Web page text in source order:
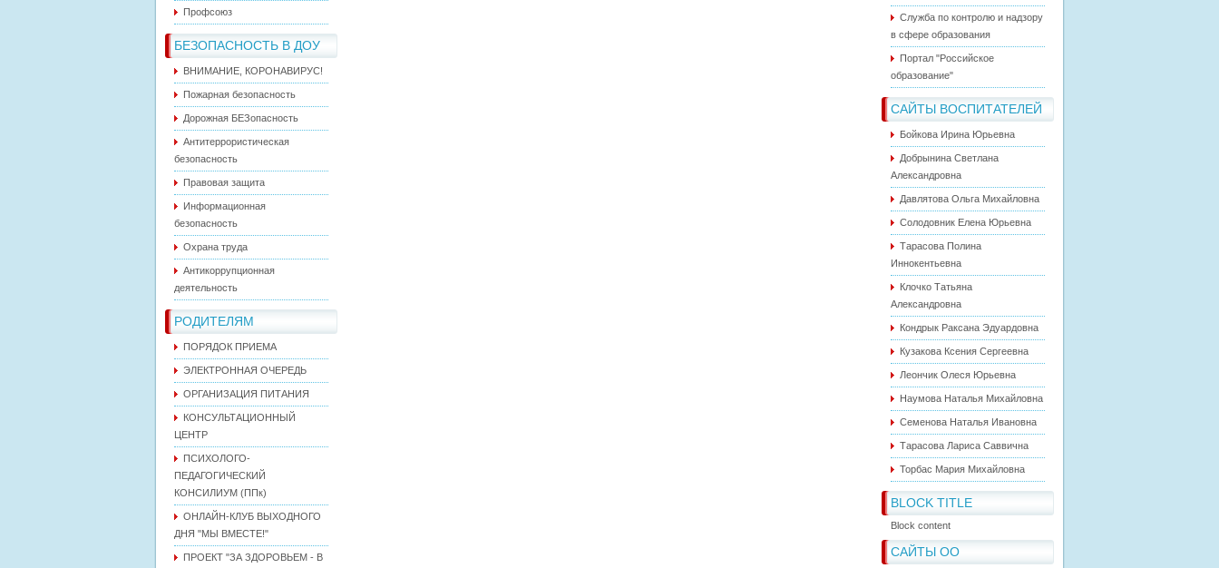
Профсоюз
БЕЗОПАСНОСТЬ В ДОУ
ВНИМАНИЕ, КОРОНАВИРУС!
Пожарная безопасность
Дорожная БЕЗопасность
Антитеррористическая
безопасность
Правовая защита
Информационная
безопасность
Охрана труда
Антикоррупционная
деятельность
РОДИТЕЛЯМ
ПОРЯДОК ПРИЕМА
ЭЛЕКТРОННАЯ ОЧЕРЕДЬ
ОРГАНИЗАЦИЯ ПИТАНИЯ
КОНСУЛЬТАЦИОННЫЙ
ЦЕНТР
ПСИХОЛОГО-
ПЕДАГОГИЧЕСКИЙ
КОНСИЛИУМ (ППк)
ОНЛАЙН-КЛУБ ВЫХОДНОГО
ДНЯ "МЫ ВМЕСТЕ!"
ПРОЕКТ "ЗА ЗДОРОВЬЕМ - В
Служба по контролю и надзору
в сфере образования
Портал "Российское
образование"
САЙТЫ ВОСПИТАТЕЛЕЙ
Бойкова Ирина Юрьевна
Добрынина Светлана
Александровна
Давлятова Ольга Михайловна
Солодовник Елена Юрьевна
Тарасова Полина
Иннокентьевна
Клочко Татьяна
Александровна
Кондрык Раксана Эдуардовна
Кузакова Ксения Сергеевна
Леончик Олеся Юрьевна
Наумова Наталья Михайловна
Семенова Наталья Ивановна
Тарасова Лариса Саввична
Торбас Мария Михайловна
BLOCK TITLE
Block content
САЙТЫ ОО